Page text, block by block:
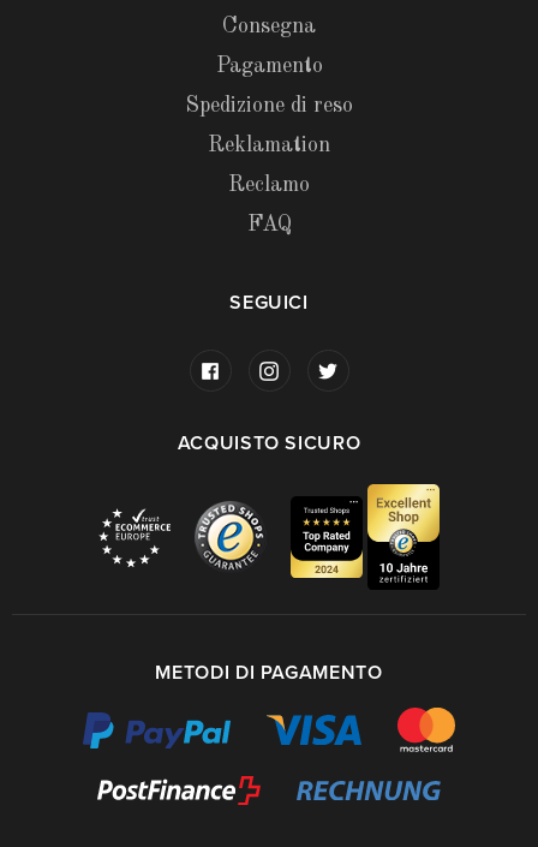
Consegna
Pagamento
Spedizione di reso
Reklamation
Reclamo
FAQ
SEGUICI
ACQUISTO SICURO
METODI DI PAGAMENTO